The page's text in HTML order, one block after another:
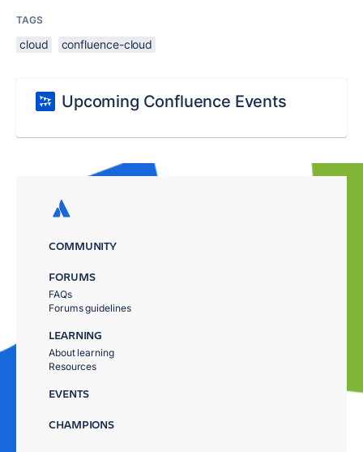
TAGS
cloud confluence-cloud
Upcoming Confluence Events
COMMUNITY
FORUMS
FAQs
Forums guidelines
LEARNING
About learning
Resources
EVENTS
CHAMPIONS